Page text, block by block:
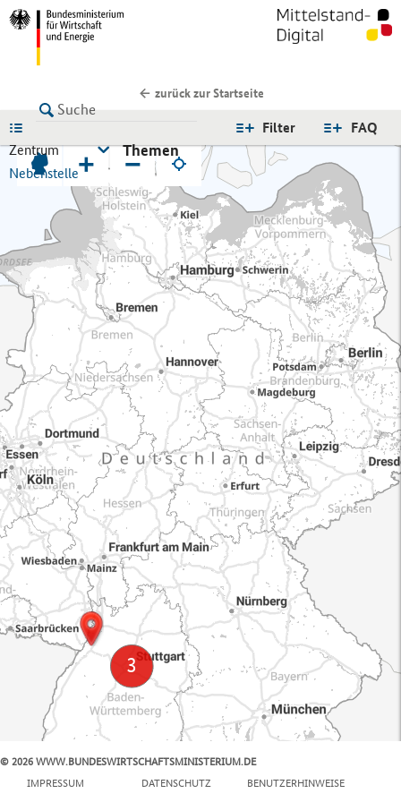
zurück zur Startseite
FAQ
Filter
Zentrum
Nebenstelle
Themen
+ −
© 2026 WWW.BUNDESWIRTSCHAFTSMINISTERIUM.DE
IMPRESSUM
DATENSCHUTZ BENUTZERHINWEISE